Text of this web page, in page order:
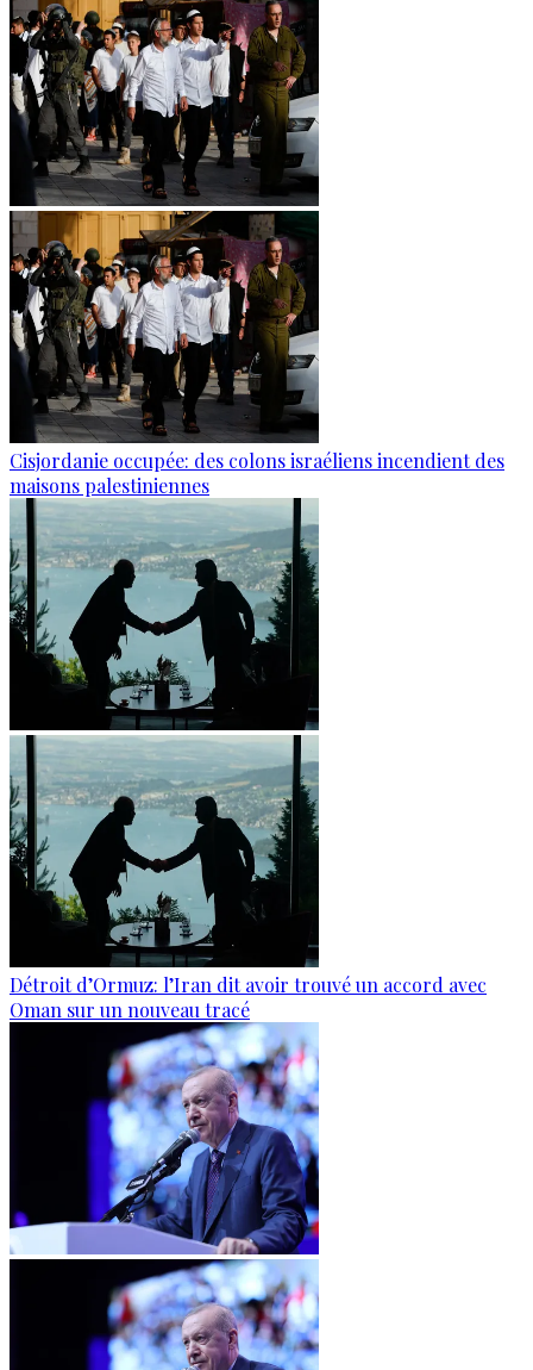
Cisjordanie occupée: des colons israéliens incendient des
maisons palestiniennes
Détroit d’Ormuz: l’Iran dit avoir trouvé un accord avec
Oman sur un nouveau tracé